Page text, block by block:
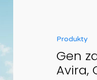
Produkty
Gen
Avira,